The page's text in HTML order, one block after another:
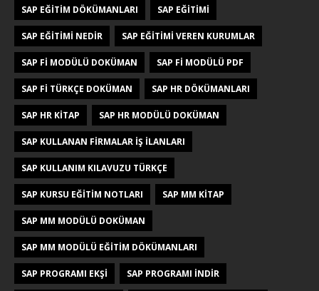
SAP EĞITIM DÖKÜMANLARI SAP EĞITIMI
SAP EĞITIMI NEDIR SAP EĞITIMI VEREN KURUMLAR
SAP FI MODÜLÜ DOKÜMAN SAP FI MODÜLÜ PDF
SAP FI TÜRKÇE DOKÜMAN SAP HR DÖKÜMANLARI
SAP HR KITAP SAP HR MODÜLÜ DOKÜMAN
SAP KULLANAN FIRMALAR IŞ ILANLARI
SAP KULLANIM KILAVUZU TÜRKÇE
SAP KURSU EĞITIM NOTLARI SAP MM KITAP
SAP MM MODÜLÜ DOKÜMAN
SAP MM MODÜLÜ EĞITIM DÖKÜMANLARI
SAP PROGRAMI EKŞI SAP PROGRAMI INDIR